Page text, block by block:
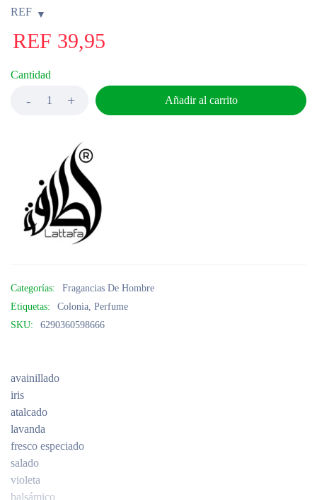
REF
REF 39,95
Cantidad
Añadir al carrito
Categorías:
Fragancias De Hombre
Etiquetas:
Colonia Perfume
SKU:
6290360598666
avainillado
iris
atalcado
lavanda
fresco especiado
salado
violeta
balsámico